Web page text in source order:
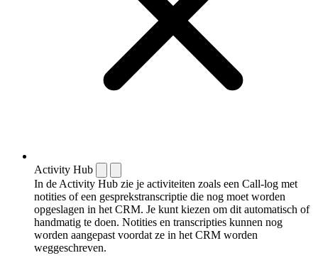
Activity Hub
In de Activity Hub zie je activiteiten zoals een Call-log met
notities of een gespreks­transcriptie die nog moet worden
opgeslagen in het CRM. Je kunt kiezen om dit automatisch of
handmatig te doen. Notities en transcripties kunnen nog
worden aangepast voordat ze in het CRM worden
weggeschreven.